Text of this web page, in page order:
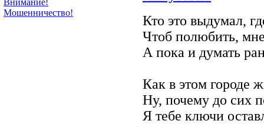
Внимание!
Мошенничество!
Кто это выдумал,
Чтоб полюбить,
А пока и думать
Как в этом городе
Ну, почему до сих
Я тебе ключи